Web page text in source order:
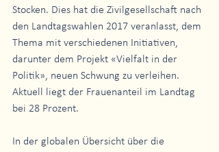
Stocken. Dies hat die Zivilgesellschaft nach
den Landtagswahlen 2017 veranlasst, dem
Thema mit verschiedenen Initiativen,
darunter dem Projekt «Vielfalt in der
Politik», neuen Schwung zu verleihen.
Aktuell liegt der Frauenanteil im Landtag
bei 28 Prozent.
In der globalen Übersicht über die